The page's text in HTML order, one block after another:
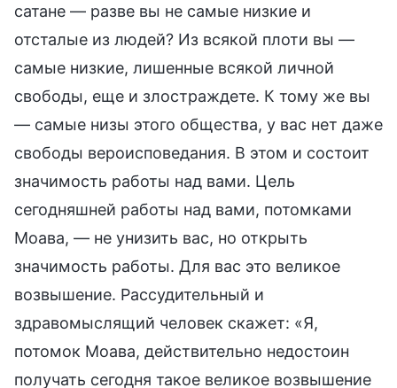
сатане — разве вы не самые низкие и
отсталые из людей? Из всякой плоти вы —
самые низкие, лишенные всякой личной
свободы, еще и злостраждете. К тому же вы
— самые низы этого общества, у вас нет даже
свободы вероисповедания. В этом и состоит
значимость работы над вами. Цель
сегодняшней работы над вами, потомками
Моава, — не унизить вас, но открыть
значимость работы. Для вас это великое
возвышение. Рассудительный и
здравомыслящий человек скажет: «Я,
потомок Моава, действительно недостоин
получать сегодня такое великое возвышение